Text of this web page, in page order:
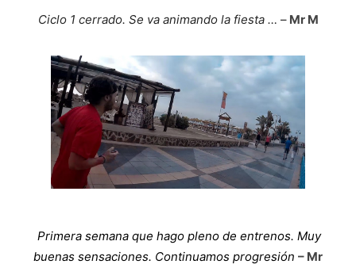
Ciclo 1 cerrado. Se va animando la fiesta … –Mr M
Primera semana que hago pleno de entrenos. Muy
buenas sensaciones. Continuamos progresión – Mr